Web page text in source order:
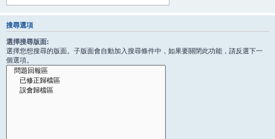
搜尋選項
選擇搜尋版面:
選擇您想搜尋的版面。子版面會自動加入搜尋條件中，如果要關閉此功能，請反選下一
個選項。